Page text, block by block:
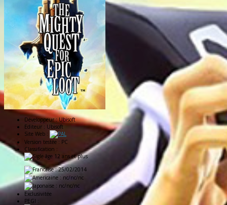
Développeur :Ubisoft
Editeur : Ubisoft
Site Web :
Version testée : PC
Classification :
: 25/02/2014
: nc/nc/nc
: nc/nc/nc
Exclusivitée
PEGI :